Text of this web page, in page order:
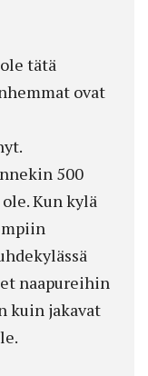
tätä
ovat
500
Kun kylä
naapureihin
kuin jakavat